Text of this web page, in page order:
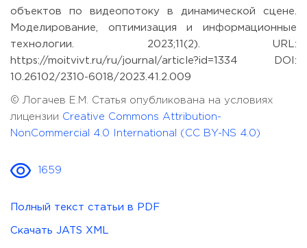
объектов по видеопотоку в динамической сцене.
Моделирование, оптимизация и информационные
технологии. 2023;11(2). URL:
https://moitvivt.ru/ru/journal/article?id=1334 DOI:
10.26102/2310-6018/2023.41.2.009
© Логачев Е.М. Статья опубликована на условиях
лицензии Creative Commons Attribution-
NonCommercial 4.0 International (CC BY-NS 4.0)
1659
Полный текст статьи в PDF
Скачать JATS XML